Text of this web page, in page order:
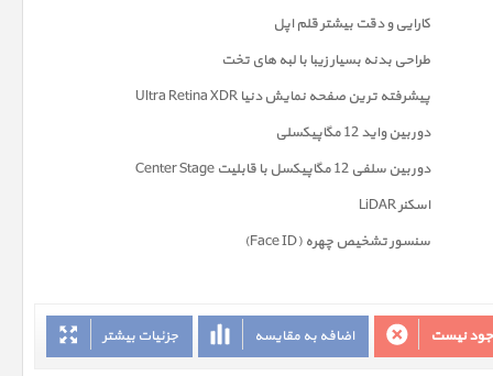
کارایی و دقت بیشتر قلم اپل
طراحی بدنه بسیار زیبا با لبه های تخت
پیشرفته ترین صفحه نمايش دنیا Ultra Retina XDR
دوربين واید 12 مگاپیکسلی
دوربین سلفی 12 مگاپیکسل با قابلیت Center Stage
اسکنر LiDAR
سنسور تشخیص چهره (Face ID)
جزئیات بیشتر اضافه به مقایسه نیست